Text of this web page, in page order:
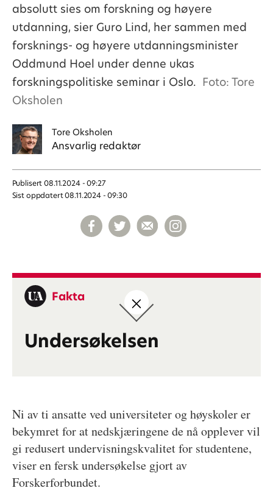
absolutt sies om forskning og høyere
utdanning, sier Guro Lind, her sammen med
forsknings- og høyere utdanningsminister
Oddmund Hoel under denne ukas
forskningspolitiske seminar i Oslo. Foto: Tore
Oksholen
Tore Oksholen
Ansvarlig redaktør
Publisert
08.11.2024 - 09:27
Sist oppdatert
08.11.2024 - 09:30
Fakta
Undersøkelsen
Ni av ti ansatte ved universiteter og høyskoler er
bekymret for at nedskjæringene de nå opplever vil
gi redusert undervisningskvalitet for studentene,
viser en fersk undersøkelse gjort av
Forskerforbundet.